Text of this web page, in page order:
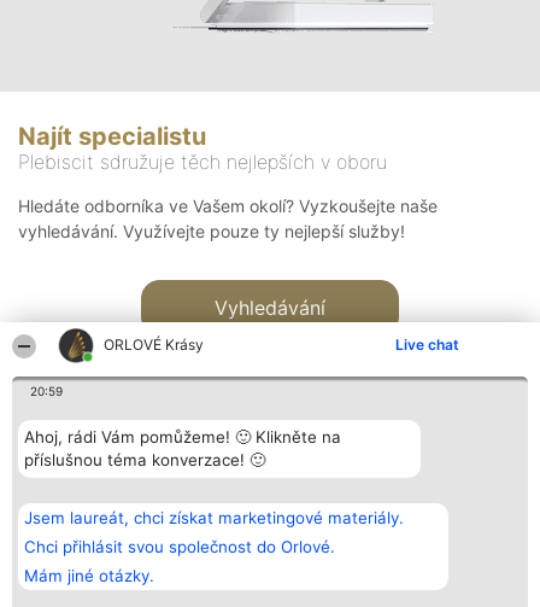
ORLOVÉ Krásy Live chat
20:59
Ahoj, rádi Vám pomůžeme! 🙂 Klikněte na
příslušnou téma konverzace! 🙂
Jsem laureát, chci získat marketingové materiály.
Chci přihlásit svou společnost do Orlové.
Mám jiné otázky.
Najít specialistu
Plebiscit sdružuje těch nejlepších v oboru
Hledáte odborníka ve Vašem okolí? Vyzkoušejte naše
vyhledávání. Využívejte pouze ty nejlepší služby!
Vyhledávání
Bright Side Solutions sp. z o.
o. sp. k.
ul. Ruska 22
Wrocław 50-079
KRS 0000749100 | Regon
381313360 | NIP 8943132676
Vítězové
Seznam všech
laureátů
Zásady
Zásady
Kontakt